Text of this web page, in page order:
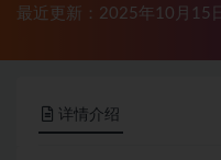
最近更新：2025年10月15日
详情介绍